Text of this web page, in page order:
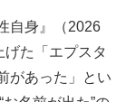
自身』（2026
た「エプスタ
があった」とい